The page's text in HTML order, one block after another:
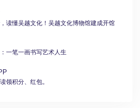
读懂吴越文化！吴越文化博物馆建成开馆
：一笔一画书写艺术人生
领积分、红包。